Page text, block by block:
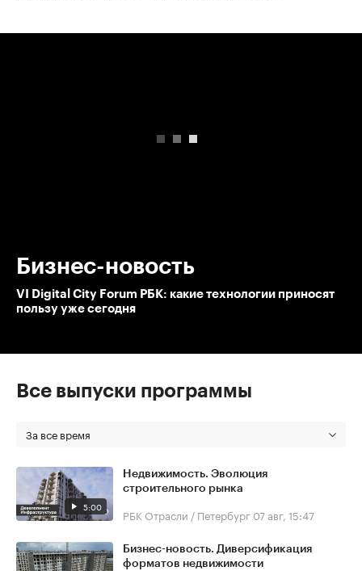
Бизнес-новость
VI Digital City Forum РБК: какие технологии приносят
пользу уже сегодня
Все выпуски программы
За все время
5:00
Недвижимость. Эволюция
строительного рынка
РБК Отрасли / Петербург 07 авг, 15:47
Бизнес-новость. Диверсификация
форматов недвижимости